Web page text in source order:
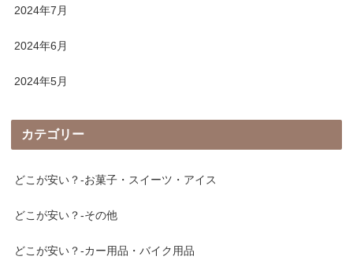
2024年7月
2024年6月
2024年5月
カテゴリー
どこが安い？-お菓子・スイーツ・アイス
どこが安い？-その他
どこが安い？-カー用品・バイク用品